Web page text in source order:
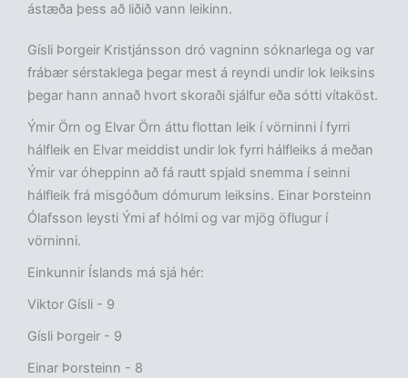
ástæða þess að liðið vann leikinn.
Gísli Þorgeir Kristjánsson dró vagninn sóknarlega og var
frábær sérstaklega þegar mest á reyndi undir lok leiksins
þegar hann annað hvort skoraði sjálfur eða sótti vítaköst.
Ýmir Örn og Elvar Örn áttu flottan leik í vörninni í fyrri
hálfleik en Elvar meiddist undir lok fyrri hálfleiks á meðan
Ýmir var óheppinn að fá rautt spjald snemma í seinni
hálfleik frá misgóðum dómurum leiksins. Einar Þorsteinn
Ólafsson leysti Ými af hólmi og var mjög öflugur í
vörninni.
Einkunnir Íslands má sjá hér:
Viktor Gísli - 9
Gísli Þorgeir - 9
Einar Þorsteinn - 8